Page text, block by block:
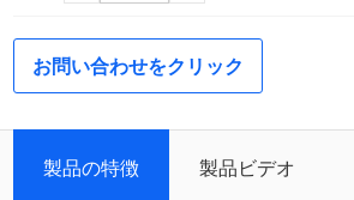
お問い合わせをクリック
製品の特徴 製品ビデオ